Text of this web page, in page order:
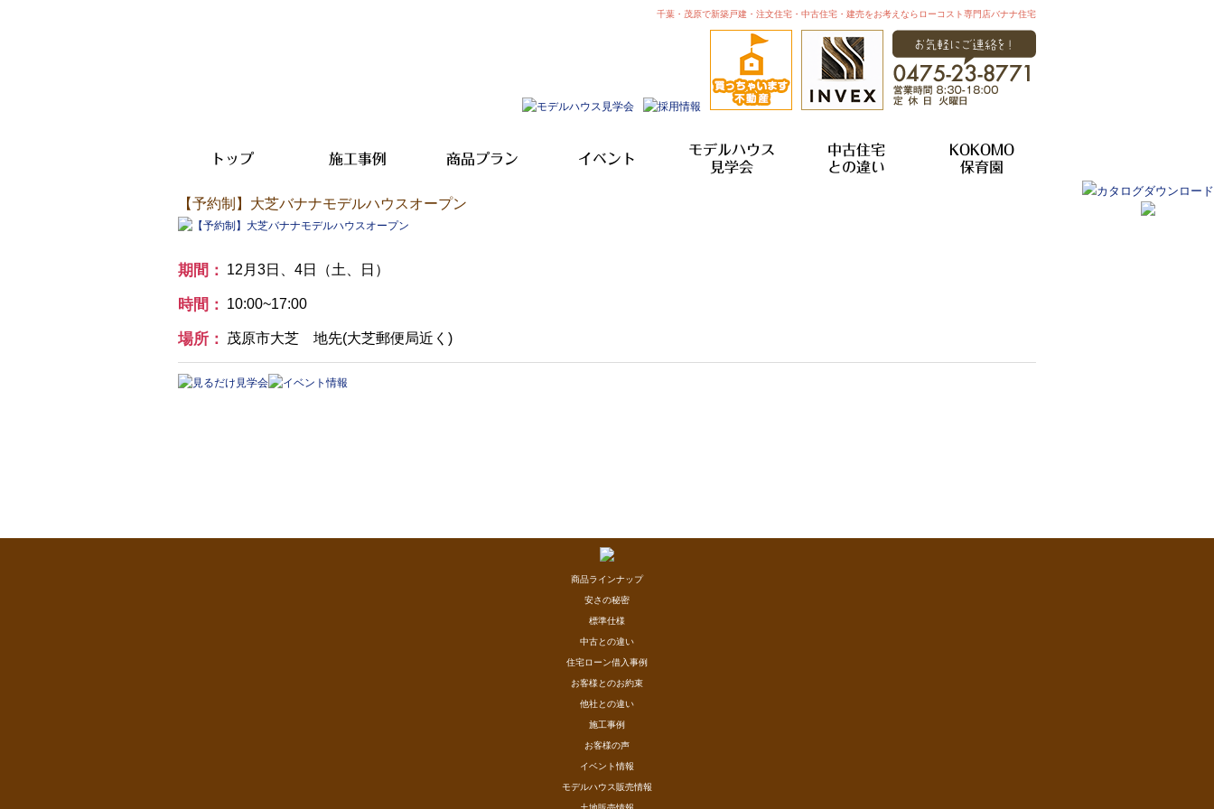
千葉・茂原で新築戸建・注文住宅・中古住宅・建売をお考えならローコスト専門店バナナ住宅
トップ 施工事例 商品プラン イベント
モデルハウス
見学会
中古住宅
との違い
KOKOMO
保育園
【予約制】大芝バナナモデルハウスオープン
期間： 12月3日、4日（土、日）
時間： 10:00~17:00
場所： 茂原市大芝 地先(大芝郵便局近く)
商品ラインナップ
安さの秘密
標準仕様
中古との違い
住宅ローン借入事例
お客様とのお約束
他社との違い
施工事例
お客様の声
イベント情報
モデルハウス販売情報